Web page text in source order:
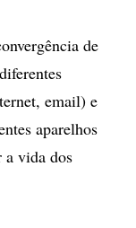
de
email) e
aparelhos
vida dos